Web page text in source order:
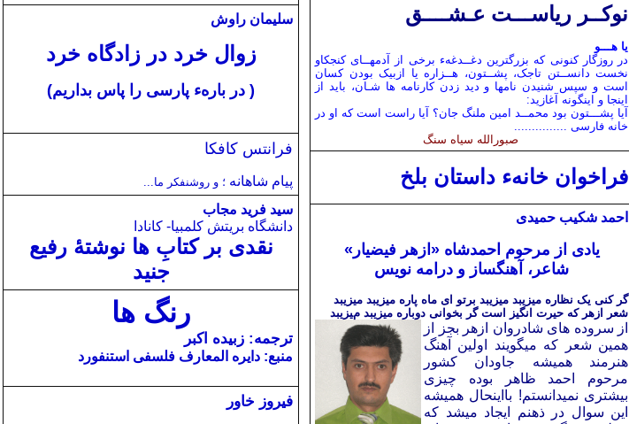
سلیمان راوش
زوال خرد در زادگاه خرد
( در بارهء پارسی را پاس بداریم)
فرانتس کافکا
پیام شاهانه ؛ و روشنفکر ما...
سید فرید مجاب
دانشگاه بریتش کلمبیا- کانادا
نقدی بر کتابِ ها نوشتۀ رفیع
جنید
رنگ ها
ترجمه: زبیده اکبر
منبع: دایره المعارف فلسفی استنفورد
فیروز خاور
نوکــر ریاســـت عـشــــق
یا هـــو
در روزگار کنونی که بزرگترین دغــدغهء برخی از آدمهــای کنجکاو
نخست دانســتن تاجک، پشــتون، هــزاره یا ازبیک بودن کسان
است و سپس شنیدن نامها و دید زدن کارنامه ها شـان، باید از
اینجا و اینگونه آغازید:
آیا پشـــتون بود محمــد امین ملنگ جان؟ آیا راست است که او در
خانه فارسی ...............
صبورالله سیاه سنگ
فراخوان خانهء داستان بلخ
احمد شکیب حمیدی
یادی از مرحوم احمدشاه «ازهر فیضیار»
شاعر، آهنگساز و درامه نویس
گر کنی یک نظاره میزیبد میزیبد برتو ای ماه پاره میزیبد میزیبد
شعر ازهر که حیرت انگیز است گر بخوانی دوباره میزیبد میزیبد
از سروده های شادروان ازهر بجز از
همین شعر که میگویند اولین آهنگ
هنرمند همیشه جاودان کشور
مرحوم احمد ظاهر بوده چیزی
بیشتری نمیدانستم! بااینحال همیشه
این سوال در ذهنم ایجاد میشد که